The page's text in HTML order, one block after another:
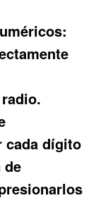
cada dígito
de